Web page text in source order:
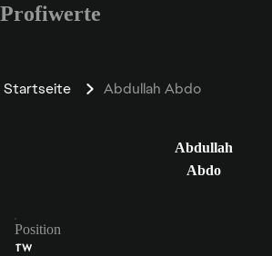
Profiwerte
Startseite Abdullah Abdo
Abdullah
Abdo
Position
TW